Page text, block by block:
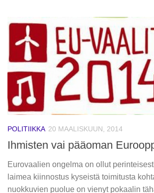
POLITIIKKA 20 MAALISKUUN, 2014
Ihmisten vai pääoman
Eurovaalien ongelma on ollut
laimea kiinnostus kyseistä toimitusta
nuokkuvien puolue on vienyt pokaalin